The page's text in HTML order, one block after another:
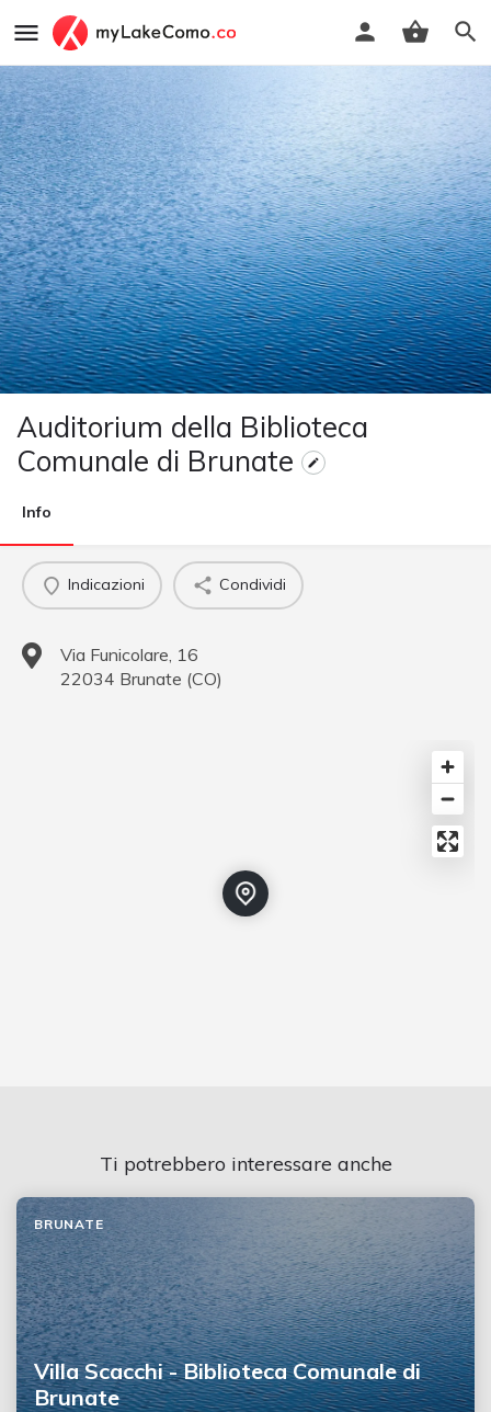
Auditorium della Biblioteca
Comunale di Brunate
Info
Indicazioni Condividi
Via Funicolare, 16
22034 Brunate (CO)
Ti potrebbero interessare anche
Villa Scacchi - Biblioteca Comunale di
Brunate
BRUNATE